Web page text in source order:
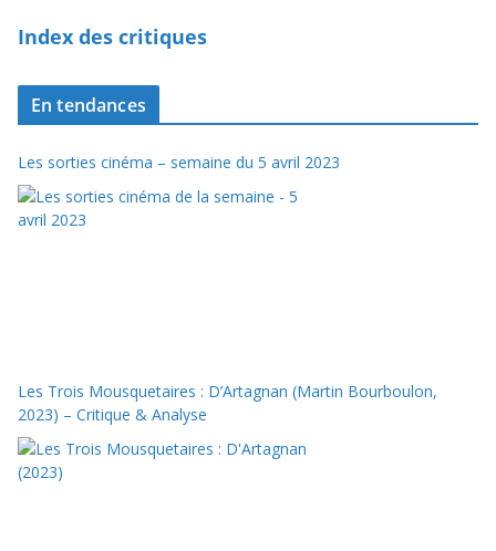
Index des critiques
En tendances
Les sorties cinéma – semaine du 5 avril 2023
Les Trois Mousquetaires : D’Artagnan (Martin Bourboulon,
2023) – Critique & Analyse